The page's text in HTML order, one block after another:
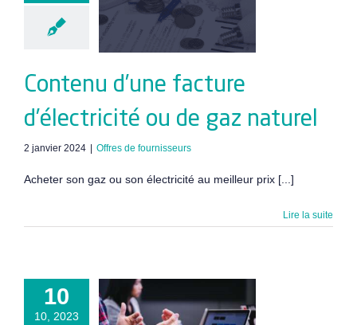
ou de
naturel
Contenu d’une facture
d’électricité ou de gaz naturel
2 janvier 2024 | Offres de fournisseurs
Acheter son gaz ou son électricité au meilleur prix [...]
Lire la suite
10
10, 2023
les